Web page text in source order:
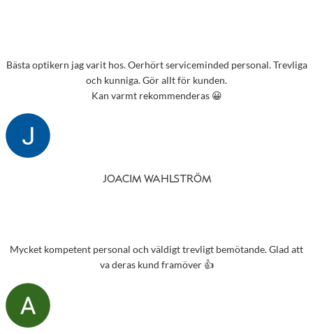
Bästa optikern jag varit hos. Oerhört serviceminded personal. Trevliga
och kunniga. Gör allt för kunden.
Kan varmt rekommenderas 😀
JOACIM WAHLSTRÖM
Mycket kompetent personal och väldigt trevligt bemötande. Glad att
va deras kund framöver 👍